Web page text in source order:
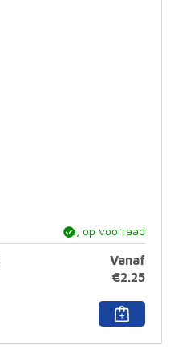
ja, op voorraad
Vanaf
€2.25
Dit